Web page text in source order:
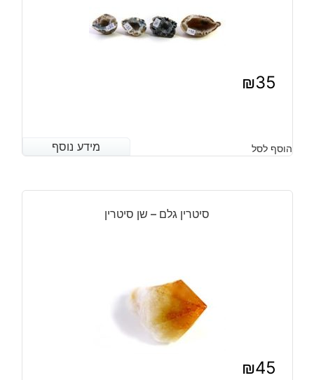
₪35
מידע נוסף הוסף לסל מידע נוסף
סיטרין גלם – שן סיטרין
₪45